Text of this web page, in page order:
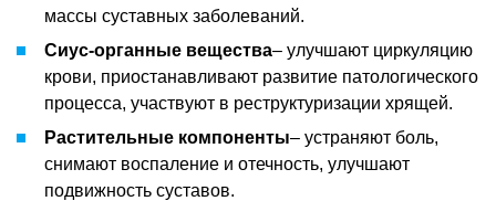
массы суставных заболеваний.
Сиус-органные вещества– улучшают циркуляцию
крови, приостанавливают развитие патологического
процесса, участвуют в реструктуризации хрящей.
Растительные компоненты– устраняют боль,
снимают воспаление и отечность, улучшают
подвижность суставов.